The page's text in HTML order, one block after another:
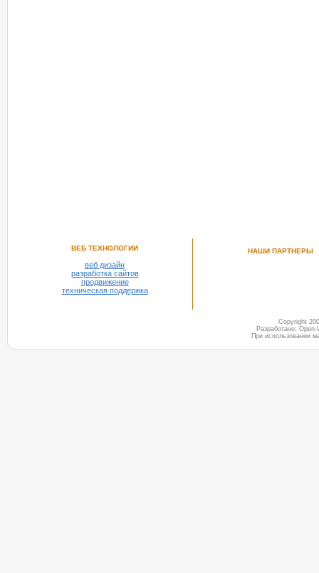
ВЕБ ТЕХНОЛОГИИ
веб дизайн
разработка сайтов
продвижение
техническая поддержка
НАШИ ПАРТНЕРЫ
Copyright
Разработано:
При использовании